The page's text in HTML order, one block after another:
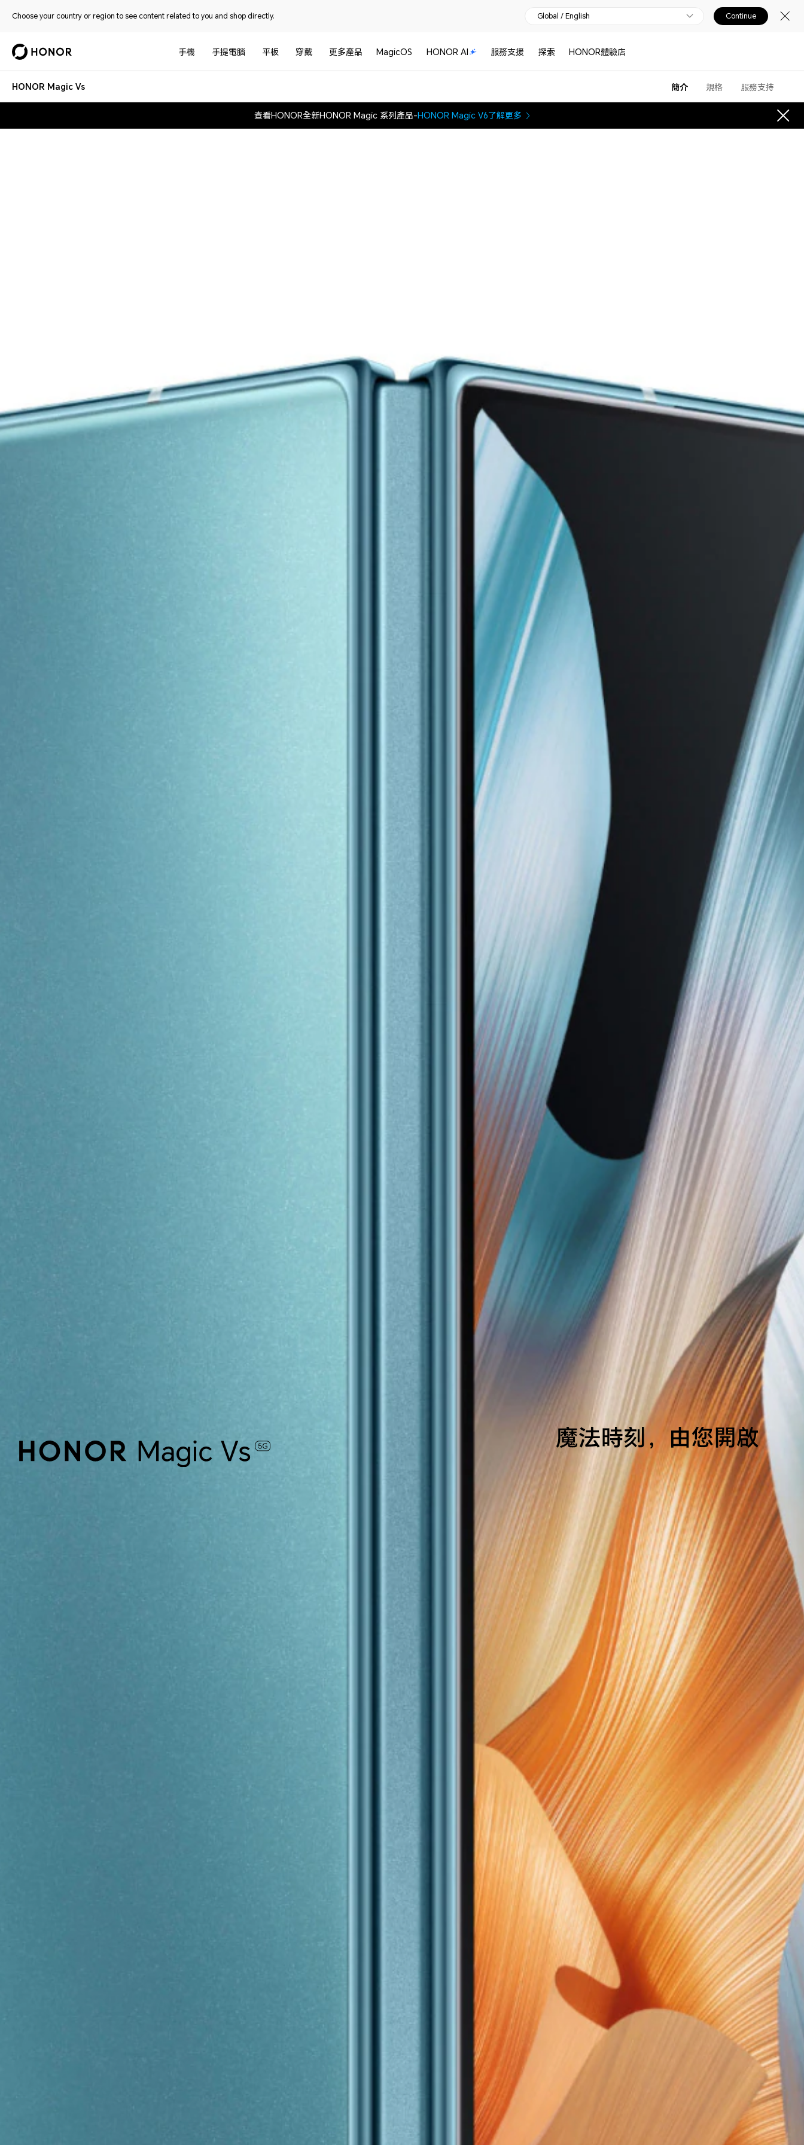
Choose your country or region to see content related to you and shop directly. Global / English Continue
手機 手提電腦 平板 穿戴 更多產品 MagicOS HONOR AI 服務支援 探索 HONOR體驗店
HONOR Magic Vs 簡介 規格 服務支持
查看HONOR全新HONOR Magic 系列產品-HONOR Magic V6了解更多